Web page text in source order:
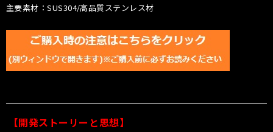
主要素材：SUS304/高品質ステンレス材
【開発ストーリーと思想】